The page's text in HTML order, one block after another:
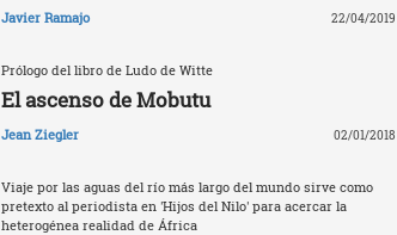
Javier Ramajo 22/04/2019
Prólogo del libro de Ludo de Witte
El ascenso de Mobutu
Jean Ziegler 02/01/2018
Viaje por las aguas del río más largo del mundo sirve como
pretexto al periodista en 'Hijos del Nilo' para acercar la
heterogénea realidad de África